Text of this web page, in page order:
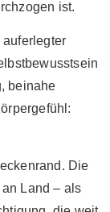
ist.
auferlegter
beinahe
Die
Land – als